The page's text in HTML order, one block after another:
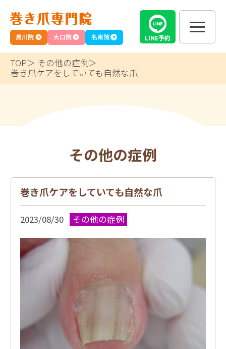
名東院
黒川院 大口院 LINE予約
TOP
その他の症例
巻き爪ケアをしていても自然な爪
その他の症例
巻き爪ケアをしていても自然な爪
2023/08/30 その他の症例